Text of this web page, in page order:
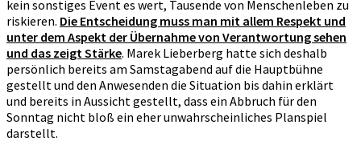
kein sonstiges Event es wert, Tausende von Menschenleben zu
riskieren. Die Entscheidung muss man mit allem Respekt und
unter dem Aspekt der Übernahme von Verantwortung sehen
und das zeigt Stärke. Marek Lieberberg hatte sich deshalb
persönlich bereits am Samstagabend auf die Hauptbühne
gestellt und den Anwesenden die Situation bis dahin erklärt
und bereits in Aussicht gestellt, dass ein Abbruch für den
Sonntag nicht bloß ein eher unwahrscheinliches Planspiel
darstellt.